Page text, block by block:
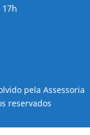
pela Assessoria
reservados